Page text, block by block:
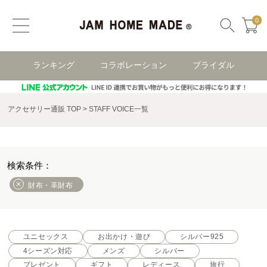
0
ランキング コラボレーション ブライダル
アクセサリー通販 TOP STAFF VOICE一覧
財布・革財布
ユニセックス お出かけ・遊び
シルバー925
4シーズン対応
メンズ
シルバー
プレゼント
ギフト レディース 旅行